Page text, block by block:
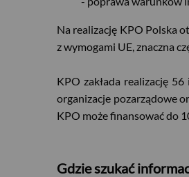
Na realizację KPO Polska
z wymogami UE, znaczna
KPO zakłada realizację
organizacje pozarządowe
KPO może finansować do
Gdzie szukać